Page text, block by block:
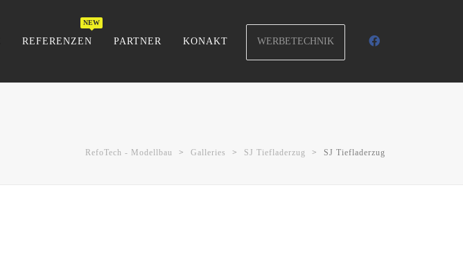
REFERENZEN PARTNER KONAKT WERBETECHNIK
RefoTech - Modellbau > Galleries > SJ Tiefladerzug > SJ Tiefladerzug